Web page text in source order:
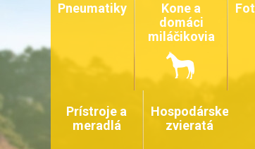
Pneumatiky
Kone a
domáci
miláčikovia
Prístroje a
meradlá
Hospodárske
zvieratá